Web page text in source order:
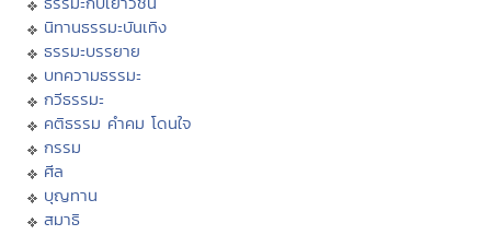
นิทานธรรมะบันเทิง
ธรรมะบรรยาย
บทความธรรมะ
กวีธรรมะ
คติธรรม คำคม โดนใจ
กรรม
ศีล
บุญทาน
สมาธิ